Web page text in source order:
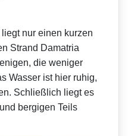
nur einen kurzen
Strand Damatria
die weniger
Wasser ist hier ruhig,
Schließlich liegt es
bergigen Teils